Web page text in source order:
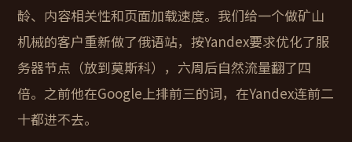
龄、内容相关性和页面加载速度。我们给一个做矿山
机械的客户重新做了俄语站，按Yandex要求优化了服
务器节点（放到莫斯科），六周后自然流量翻了四
倍。之前他在Google上排前三的词，在Yandex连前二
十都进不去。